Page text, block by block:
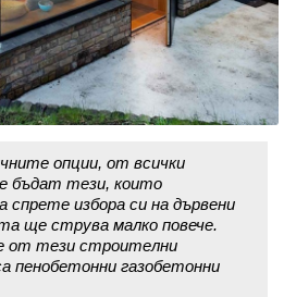
опции, от всички
бъдат тези, които
спрете избора си на дървени
ще струва малко повече.
от тези строителни
пенобетонни газобетонни